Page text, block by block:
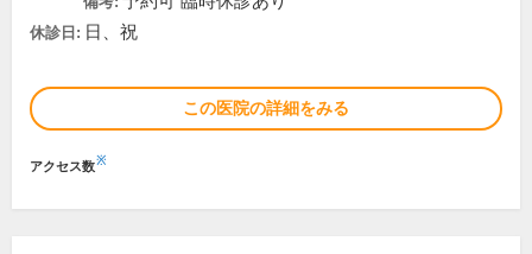
休診日: 日、祝
この医院の詳細をみる
アクセス数※